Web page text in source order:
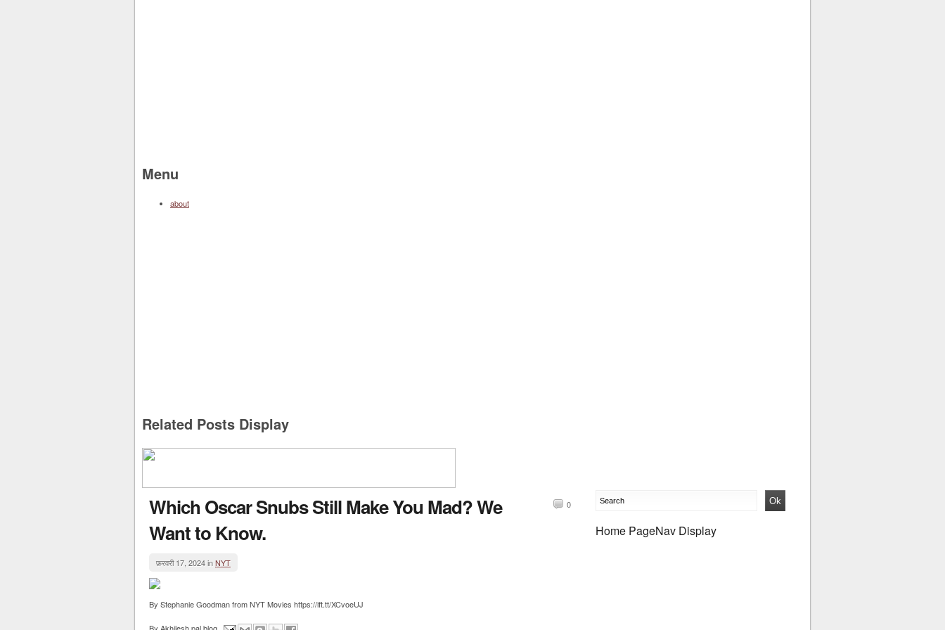
Menu
about
Related Posts Display
Which Oscar Snubs Still Make You Mad? We
Want to Know.
0
फ़रवरी 17, 2024 inNYT
By Stephanie Goodman from NYT Movies https://ift.tt/XCvoeUJ
Home PageNav Display